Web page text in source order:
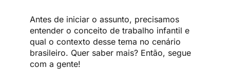
Antes de iniciar o assunto, precisamos
entender o conceito de trabalho infantil e
qual o contexto desse tema no cenário
brasileiro. Quer saber mais? Então, segue
com a gente!